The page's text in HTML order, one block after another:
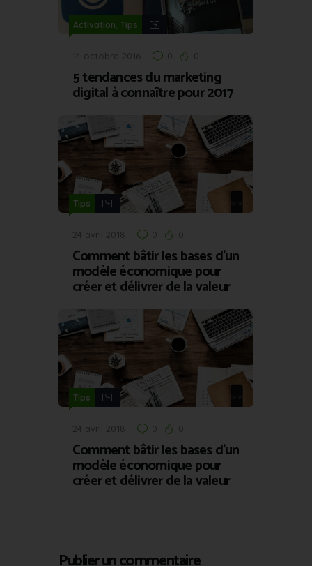
Activation, Tips
14 octobre 2016 0 0
5 tendances du marketing
digital à connaître pour 2017
Tips
24 avril 2018 0 0
Comment bâtir les bases d’un
modèle économique pour
créer et délivrer de la valeur
Tips
24 avril 2018 0 0
Comment bâtir les bases d’un
modèle économique pour
créer et délivrer de la valeur